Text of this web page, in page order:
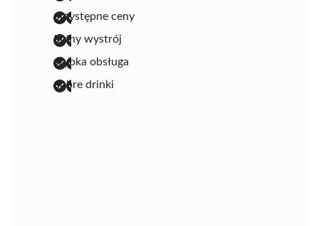
przystępne ceny
ładny wystrój
szybka obsługa
dobre drinki